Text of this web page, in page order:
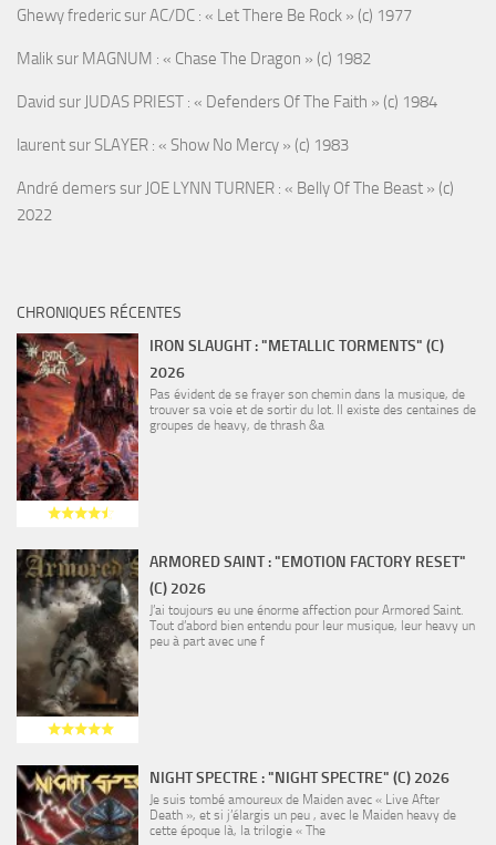
Ghewy fredericsurAC/DC : « Let There Be Rock » (c) 1977
Maliksur MAGNUM : « Chase The Dragon » (c) 1982
David sur JUDAS PRIEST : « Defenders Of The Faith » (c) 1984
laurentsur SLAYER : « Show No Mercy » (c) 1983
André demerssur JOE LYNN TURNER : « Belly Of The Beast » (c)
2022
CHRONIQUES RÉCENTES
IRON SLAUGHT : "METALLIC TORMENTS" (C)
2026
Pas évident de se frayer son chemin dans la musique, de
trouver sa voie et de sortir du lot. Il existe des centaines de
groupes de heavy, de thrash &a
ARMORED SAINT : "EMOTION FACTORY RESET"
(C) 2026
J’ai toujours eu une énorme affection pour Armored Saint.
Tout d’abord bien entendu pour leur musique, leur heavy un
peu à part avec une f
NIGHT SPECTRE : "NIGHT SPECTRE" (C) 2026
Je suis tombé amoureux de Maiden avec « Live After
Death », et si j’élargis un peu , avec le Maiden heavy de
cette époque là, la trilogie « The